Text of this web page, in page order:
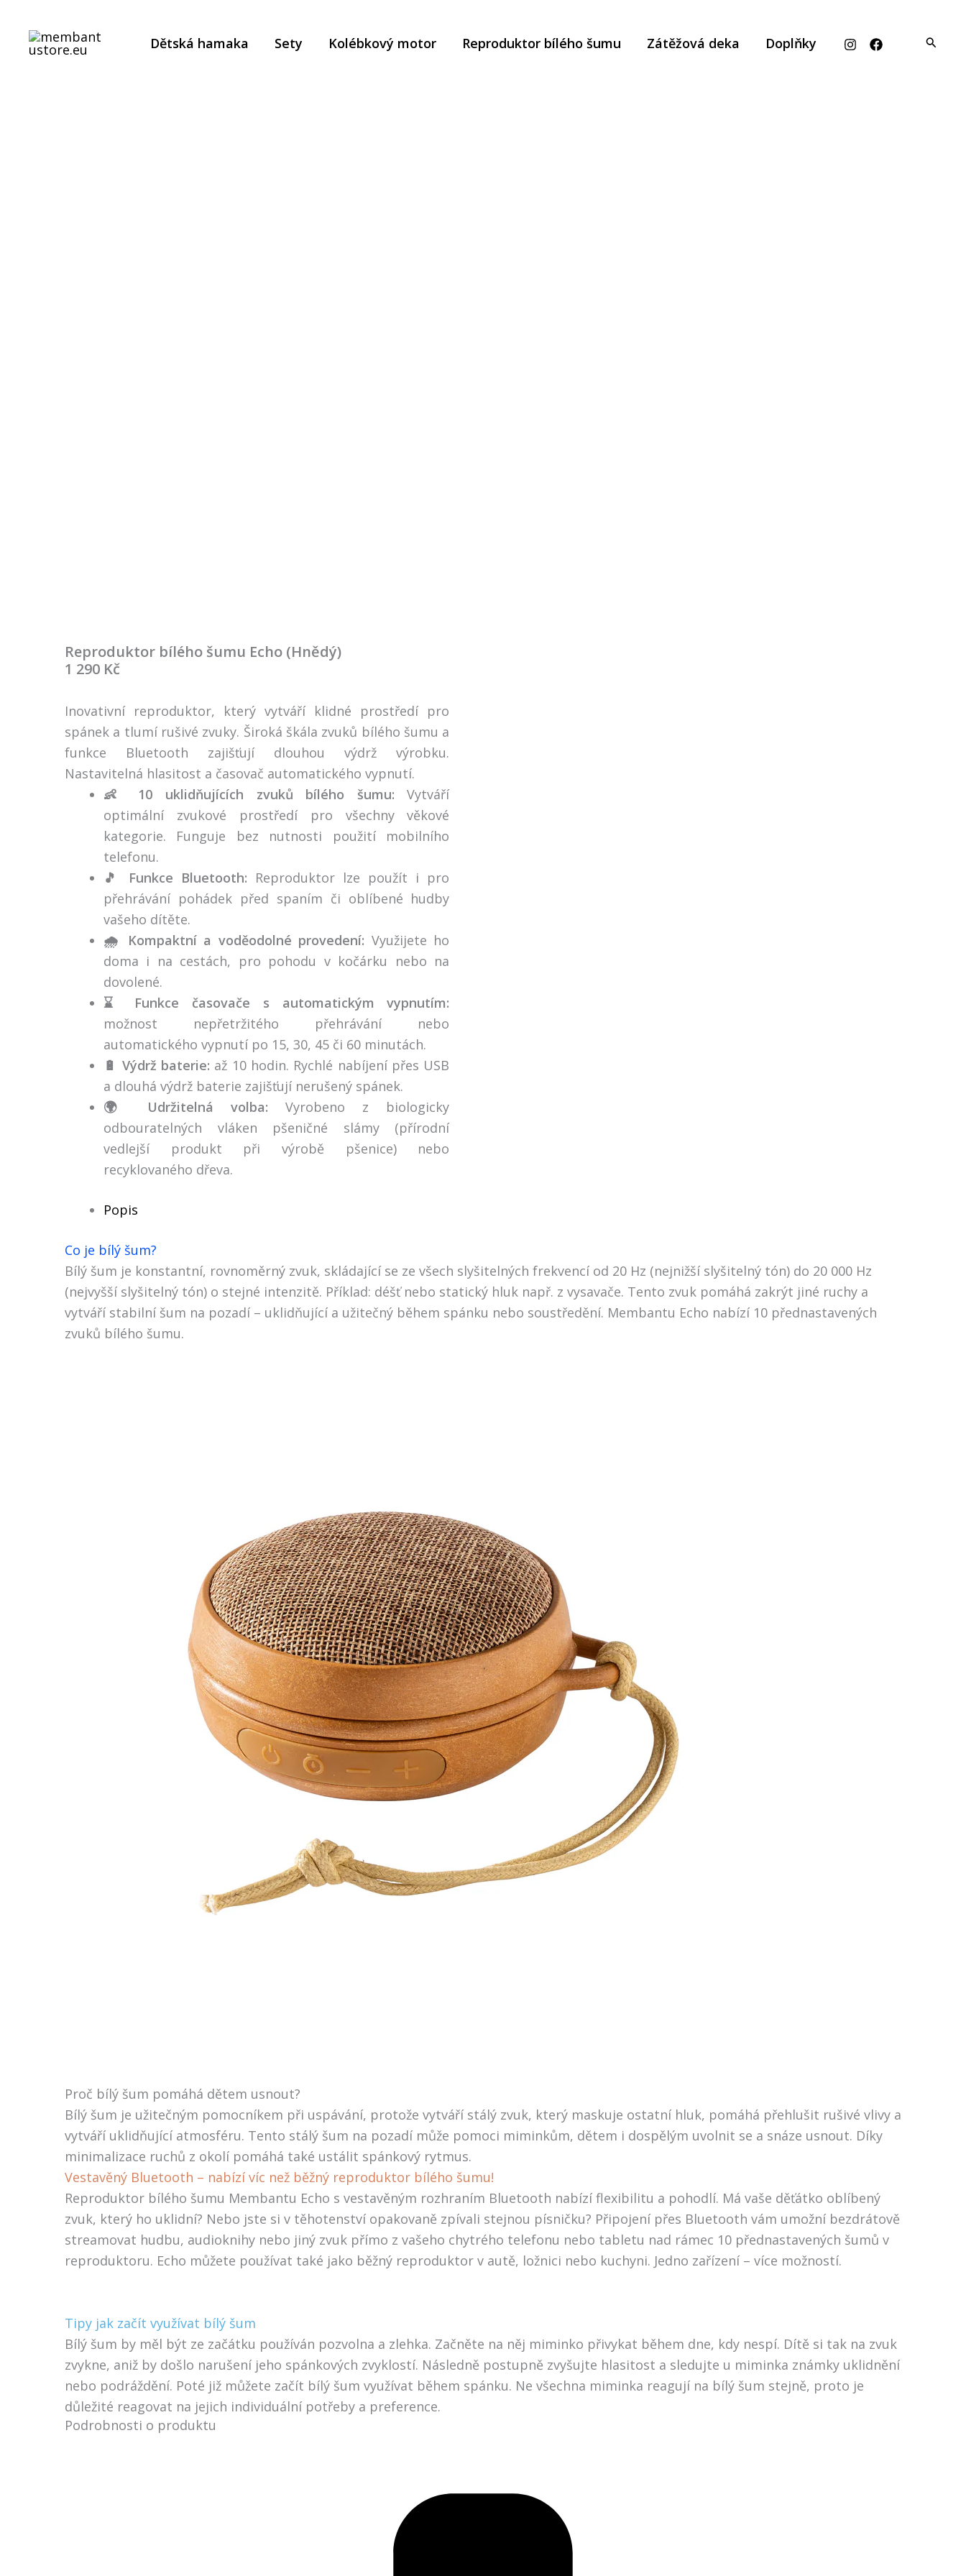
obsah
Dětská hamaka Sety Kolébkový motor Reproduktor bílého šumu Zátěžová deka Doplňky Hledat
Reproduktor bílého šumu Echo (Hnědý)
1 290 Kč
Inovativní reproduktor, který vytváří klidné prostředí pro
spánek a tlumí rušivé zvuky. Široká škála zvuků bílého šumu a
funkce Bluetooth zajišťují dlouhou výdrž výrobku.
Nastavitelná hlasitost a časovač automatického vypnutí.
👶 10 uklidňujících zvuků bílého šumu: Vytváří
optimální zvukové prostředí pro všechny věkové
kategorie. Funguje bez nutnosti použití mobilního
telefonu.
🎵 Funkce Bluetooth: Reproduktor lze použít i pro
přehrávání pohádek před spaním či oblíbené hudby
vašeho dítěte.
🌧️ Kompaktní a voděodolné provedení: Využijete ho
doma i na cestách, pro pohodu v kočárku nebo na
dovolené.
⌛ Funkce časovače s automatickým vypnutím:
možnost nepřetržitého přehrávání nebo
automatického vypnutí po 15, 30, 45 či 60 minutách.
🔋 Výdrž baterie: až 10 hodin. Rychlé nabíjení přes USB
a dlouhá výdrž baterie zajišťují nerušený spánek.
🌍 Udržitelná volba: Vyrobeno z biologicky
odbouratelných vláken pšeničné slámy (přírodní
vedlejší produkt při výrobě pšenice) nebo
recyklovaného dřeva.
Popis
Co je bílý šum?
Bílý šum je konstantní, rovnoměrný zvuk, skládající se ze všech slyšitelných frekvencí od 20 Hz (nejnižší slyšitelný tón) do 20 000 Hz
(nejvyšší slyšitelný tón) o stejné intenzitě. Příklad: déšť nebo statický hluk např. z vysavače. Tento zvuk pomáhá zakrýt jiné ruchy a
vytváří stabilní šum na pozadí – uklidňující a užitečný během spánku nebo soustředění. Membantu Echo nabízí 10 přednastavených
zvuků bílého šumu.
Proč bílý šum pomáhá dětem usnout?
Bílý šum je užitečným pomocníkem při uspávání, protože vytváří stálý zvuk, který maskuje ostatní hluk, pomáhá přehlušit rušivé vlivy a
vytváří uklidňující atmosféru. Tento stálý šum na pozadí může pomoci miminkům, dětem i dospělým uvolnit se a snáze usnout. Díky
minimalizace ruchů z okolí pomáhá také ustálit spánkový rytmus.
Vestavěný Bluetooth – nabízí víc než běžný reproduktor bílého šumu!
Reproduktor bílého šumu Membantu Echo s vestavěným rozhraním Bluetooth nabízí flexibilitu a pohodlí. Má vaše děťátko oblíbený
zvuk, který ho uklidní? Nebo jste si v těhotenství opakovaně zpívali stejnou písničku? Připojení přes Bluetooth vám umožní bezdrátově
streamovat hudbu, audioknihy nebo jiný zvuk přímo z vašeho chytrého telefonu nebo tabletu nad rámec 10 přednastavených šumů v
reproduktoru. Echo můžete používat také jako běžný reproduktor v autě, ložnici nebo kuchyni. Jedno zařízení – více možností.
Tipy jak začít využívat bílý šum
Bílý šum by měl být ze začátku používán pozvolna a zlehka. Začněte na něj miminko přivykat během dne, kdy nespí. Dítě si tak na zvuk
zvykne, aniž by došlo narušení jeho spánkových zvyklostí. Následně postupně zvyšujte hlasitost a sledujte u miminka známky uklidnění
nebo podráždění. Poté již můžete začít bílý šum využívat během spánku. Ne všechna miminka reagují na bílý šum stejně, proto je
důležité reagovat na jejich individuální potřeby a preference.
Podrobnosti o produktu